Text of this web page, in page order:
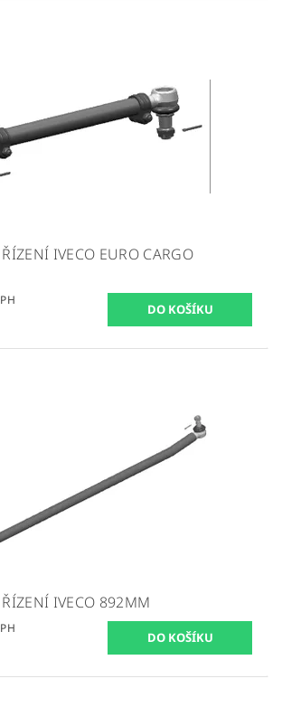
IVECO EURO CARGO
DPH
IVECO 892MM
DPH